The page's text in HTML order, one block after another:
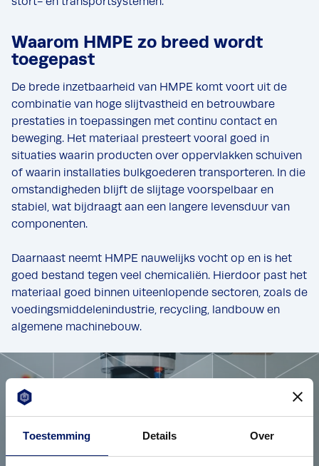
Toestemming Details Over
Waarom HMPE zo breed wordt
toegepast
De brede inzetbaarheid van HMPE komt voort uit de
combinatie van hoge slijtvastheid en betrouwbare
prestaties in toepassingen met continu contact en
beweging. Het materiaal presteert vooral goed in
situaties waarin producten over oppervlakken schuiven
of waarin installaties bulkgoederen transporteren. In die
omstandigheden blijft de slijtage voorspelbaar en
stabiel, wat bijdraagt aan een langere levensduur van
componenten.
Daarnaast neemt HMPE nauwelijks vocht op en is het
goed bestand tegen veel chemicaliën. Hierdoor past het
materiaal goed binnen uiteenlopende sectoren, zoals de
voedingsmiddelenindustrie, recycling, landbouw en
algemene machinebouw.
Contact ons
Benieuwd of kunststof jouw toepassing kan